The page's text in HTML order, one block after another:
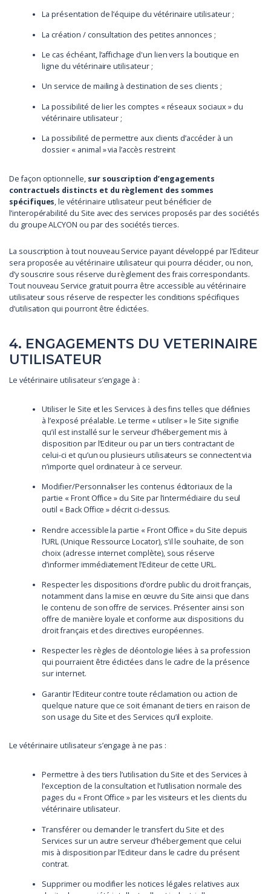
La présentation de l’équipe du vétérinaire utilisateur ;
La création / consultation des petites annonces ;
Le cas échéant, l’affichage d'un lien vers la boutique en
ligne du vétérinaire utilisateur ;
Un service de mailing à destination de ses clients ;
La possibilité de lier les comptes « réseaux sociaux » du
vétérinaire utilisateur ;
La possibilité de permettre aux clients d’accéder à un
dossier « animal » via l’accès restreint
De façon optionnelle, sur souscription d’engagements
contractuels distincts et du règlement des sommes
spécifiques, le vétérinaire utilisateur peut bénéficier de
l’interopérabilité du Site avec des services proposés par des sociétés
du groupe ALCYON ou par des sociétés tierces.
La souscription à tout nouveau Service payant développé par l’Editeur
sera proposée au vétérinaire utilisateur qui pourra décider, ou non,
d’y souscrire sous réserve du règlement des frais correspondants.
Tout nouveau Service gratuit pourra être accessible au vétérinaire
utilisateur sous réserve de respecter les conditions spécifiques
d’utilisation qui pourront être édictées.
4. ENGAGEMENTS DU VETERINAIRE
UTILISATEUR
Le vétérinaire utilisateur s’engage à :
Utiliser le Site et les Services à des fins telles que définies
à l’exposé préalable. Le terme « utiliser » le Site signifie
qu’il est installé sur le serveur d’hébergement mis à
disposition par l’Editeur ou par un tiers contractant de
celui-ci et qu’un ou plusieurs utilisateurs se connectent via
n’importe quel ordinateur à ce serveur.
Modifier/Personnaliser les contenus éditoriaux de la
partie « Front Office » du Site par l’intermédiaire du seul
outil « Back Office » décrit ci-dessus.
Rendre accessible la partie « Front Office » du Site depuis
l’URL (Unique Ressource Locator), s’il le souhaite, de son
choix (adresse internet complète), sous réserve
d’informer immédiatement l’Editeur de cette URL.
Respecter les dispositions d’ordre public du droit français,
notamment dans la mise en œuvre du Site ainsi que dans
le contenu de son offre de services. Présenter ainsi son
offre de manière loyale et conforme aux dispositions du
droit français et des directives européennes.
Respecter les règles de déontologie liées à sa profession
qui pourraient être édictées dans le cadre de la présence
sur internet.
Garantir l’Editeur contre toute réclamation ou action de
quelque nature que ce soit émanant de tiers en raison de
son usage du Site et des Services qu’il exploite.
Le vétérinaire utilisateur s’engage à ne pas :
Permettre à des tiers l’utilisation du Site et des Services à
l’exception de la consultation et l’utilisation normale des
pages du « Front Office » par les visiteurs et les clients du
vétérinaire utilisateur.
Transférer ou demander le transfert du Site et des
Services sur un autre serveur d’hébergement que celui
mis à disposition par l’Editeur dans le cadre du présent
contrat.
Supprimer ou modifier les notices légales relatives aux